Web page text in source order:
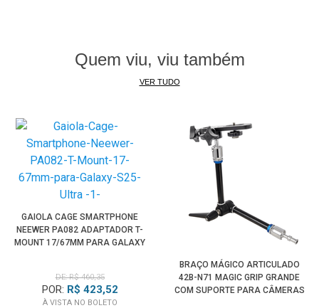
Quem viu, viu também
VER TUDO
GAIOLA CAGE SMARTPHONE
NEEWER PA082 ADAPTADOR T-
MOUNT 17/67MM PARA GALAXY
DE: R$ 460,35
POR: R$ 423,52
À VISTA NO BOLETO
BRAÇO MÁGICO ARTICULADO
42B-N71 MAGIC GRIP GRANDE
COM SUPORTE PARA CÂMERAS